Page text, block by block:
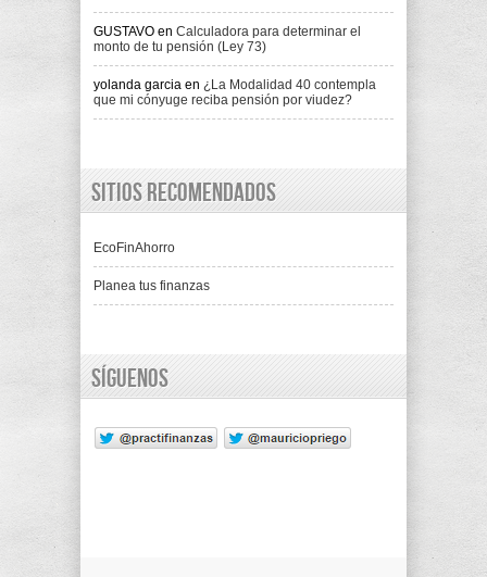
GUSTAVO en Calculadora para determinar el
monto de tu pensión (Ley 73)
yolanda garcia en ¿La Modalidad 40 contempla
que mi cónyuge reciba pensión por viudez?
Sitios recomendados
EcoFinAhorro
Planea tus finanzas
Síguenos